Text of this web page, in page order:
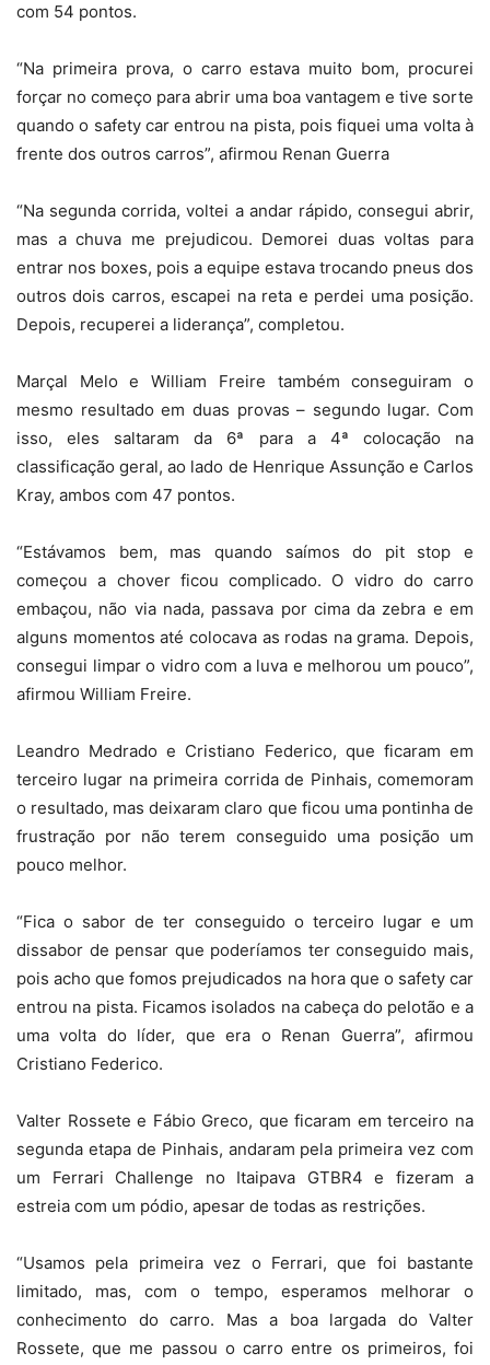
com 54 pontos.
“Na primeira prova, o carro estava muito bom, procurei
forçar no começo para abrir uma boa vantagem e tive sorte
quando o safety car entrou na pista, pois fiquei uma volta à
frente dos outros carros”, afirmou Renan Guerra
“Na segunda corrida, voltei a andar rápido, consegui abrir,
mas a chuva me prejudicou. Demorei duas voltas para
entrar nos boxes, pois a equipe estava trocando pneus dos
outros dois carros, escapei na reta e perdei uma posição.
Depois, recuperei a liderança”, completou.
Marçal Melo e William Freire também conseguiram o
mesmo resultado em duas provas – segundo lugar. Com
isso, eles saltaram da 6ª para a 4ª colocação na
classificação geral, ao lado de Henrique Assunção e Carlos
Kray, ambos com 47 pontos.
“Estávamos bem, mas quando saímos do pit stop e
começou a chover ficou complicado. O vidro do carro
embaçou, não via nada, passava por cima da zebra e em
alguns momentos até colocava as rodas na grama. Depois,
consegui limpar o vidro com a luva e melhorou um pouco”,
afirmou William Freire.
Leandro Medrado e Cristiano Federico, que ficaram em
terceiro lugar na primeira corrida de Pinhais, comemoram
o resultado, mas deixaram claro que ficou uma pontinha de
frustração por não terem conseguido uma posição um
pouco melhor.
“Fica o sabor de ter conseguido o terceiro lugar e um
dissabor de pensar que poderíamos ter conseguido mais,
pois acho que fomos prejudicados na hora que o safety car
entrou na pista. Ficamos isolados na cabeça do pelotão e a
uma volta do líder, que era o Renan Guerra”, afirmou
Cristiano Federico.
Valter Rossete e Fábio Greco, que ficaram em terceiro na
segunda etapa de Pinhais, andaram pela primeira vez com
um Ferrari Challenge no Itaipava GTBR4 e fizeram a
estreia com um pódio, apesar de todas as restrições.
“Usamos pela primeira vez o Ferrari, que foi bastante
limitado, mas, com o tempo, esperamos melhorar o
conhecimento do carro. Mas a boa largada do Valter
Rossete, que me passou o carro entre os primeiros, foi